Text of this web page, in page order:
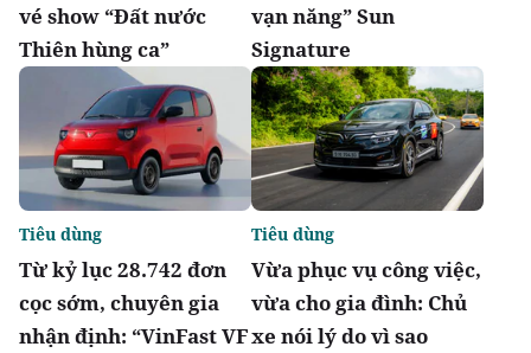
vé show “Đất nước
Thiên hùng ca”
vạn năng” Sun
Signature
Từ kỷ lục 28.742 đơn
cọc sớm, chuyên gia
nhận định: “VinFast VF
Tiêu dùng
Vừa phục vụ công việc,
vừa cho gia đình: Chủ
xe nói lý do vì sao
Tiêu dùng